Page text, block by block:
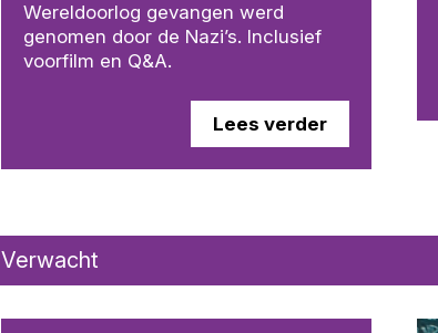
Wereldoorlog gevangen werd
genomen door de Nazi’s. Inclusief
voorfilm en Q&A.
Lees verder
Verwacht